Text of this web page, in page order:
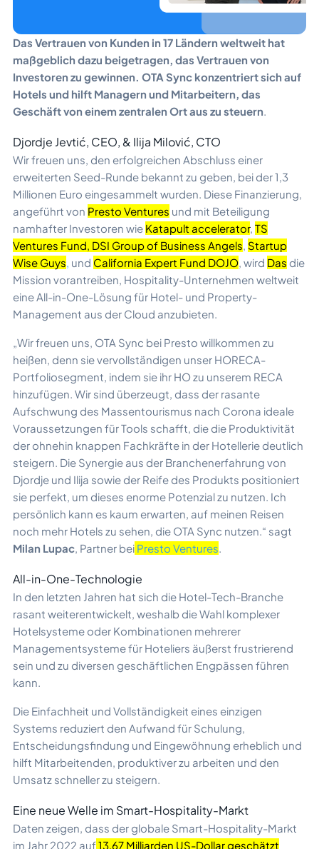
Das Vertrauen von Kunden in 17 Ländern weltweit hat
maßgeblich dazu beigetragen, das Vertrauen von
Investoren zu gewinnen. OTA Sync konzentriert sich auf
Hotels und hilft Managern und Mitarbeitern, das
Geschäft von einem zentralen Ort aus zu steuern.
Djordje Jevtić, CEO, & Ilija Milović, CTO
Wir freuen uns, den erfolgreichen Abschluss einer
erweiterten Seed-Runde bekannt zu geben, bei der 1,3
Millionen Euro eingesammelt wurden. Diese Finanzierung,
angeführt von Presto Ventures und mit Beteiligung
namhafter Investoren wie Katapult accelerator, TS
Ventures Fund DSI Group of Business Angels Startup
Wise Guys und California Expert Fund DOJO , wird Das die
Mission vorantreiben, Hospitality-Unternehmen weltweit
eine All-in-One-Lösung für Hotel- und Property-
Management aus der Cloud anzubieten.
„Wir freuen uns, OTA Sync bei Presto willkommen zu
heißen, denn sie vervollständigen unser HORECA-
Portfoliosegment, indem sie ihr HO zu unserem RECA
hinzufügen. Wir sind überzeugt, dass der rasante
Aufschwung des Massentourismus nach Corona ideale
Voraussetzungen für Tools schafft, die die Produktivität
der ohnehin knappen Fachkräfte in der Hotellerie deutlich
steigern. Die Synergie aus der Branchenerfahrung von
Djordje und Ilija sowie der Reife des Produkts positioniert
sie perfekt, um dieses enorme Potenzial zu nutzen. Ich
persönlich kann es kaum erwarten, auf meinen Reisen
noch mehr Hotels zu sehen, die OTA Sync nutzen.“ sagt
Milan Lupac, Partner bei Presto Ventures.
All-in-One-Technologie
In den letzten Jahren hat sich die Hotel-Tech-Branche
rasant weiterentwickelt, weshalb die Wahl komplexer
Hotelsysteme oder Kombinationen mehrerer
Managementsysteme für Hoteliers äußerst frustrierend
sein und zu diversen geschäftlichen Engpässen führen
kann.
Die Einfachheit und Vollständigkeit eines einzigen
Systems reduziert den Aufwand für Schulung,
Entscheidungsfindung und Eingewöhnung erheblich und
hilft Mitarbeitenden, produktiver zu arbeiten und den
Umsatz schneller zu steigern.
Eine neue Welle im Smart-Hospitality-Markt
Daten zeigen, dass der globale Smart-Hospitality-Markt
im Jahr 2022 auf13,67 Milliarden US-Dollar geschätzt